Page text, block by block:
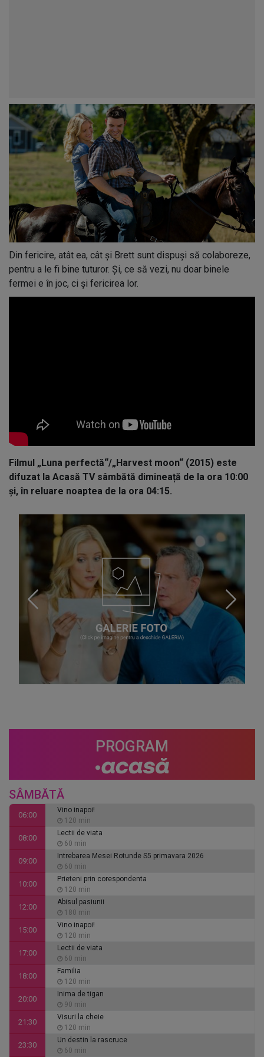
Din fericire, atât ea, cât și Brett sunt dispuși să colaboreze,
pentru a le fi bine tuturor. Și, ce să vezi, nu doar binele
fermei e în joc, ci și fericirea lor.
Filmul „Luna perfectă“/„Harvest moon“ (2015) este
difuzat la Acasă TV sâmbătă dimineață de la ora 10:00
și, în reluare noaptea de la ora 04:15.
PROGRAM
SÂMBĂTĂ
06:00
Vino inapoi!
120 min
08:00
Lectii de viata
60 min
09:00
Intrebarea Mesei Rotunde S5 primavara 2026
60 min
10:00
Prieteni prin corespondenta
120 min
12:00
Abisul pasiunii
180 min
15:00
Vino inapoi!
120 min
17:00
Lectii de viata
60 min
18:00
Familia
120 min
20:00
Inima de tigan
90 min
21:30
Visuri la cheie
120 min
23:30
Un destin la rascruce
60 min